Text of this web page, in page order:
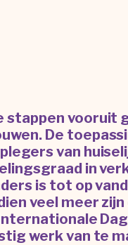
vooruit
De
van
in
is tot op
veel meer
werk van te